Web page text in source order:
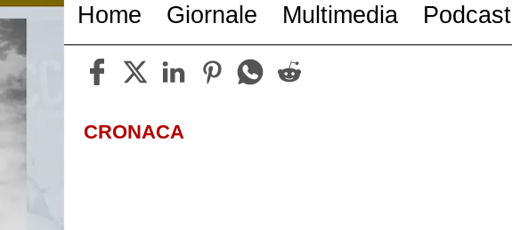
Home Giornale Multimedia Podcast
CRONACA